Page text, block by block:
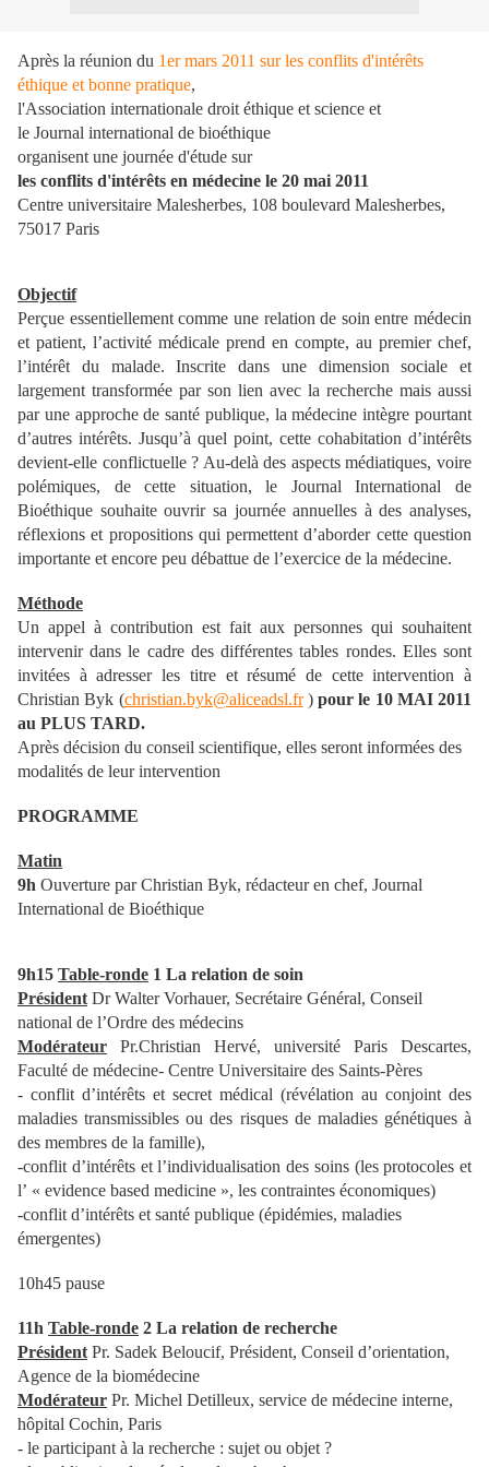
Après la réunion du 1er mars 2011 sur les conflits d'intérêts
éthique et bonne pratique,
l'Association internationale droit éthique et science et
le Journal international de bioéthique
organisent une journée d'étude sur
les conflits d'intérêts en médecine le 20 mai 2011
Centre universitaire Malesherbes, 108 boulevard Malesherbes,
75017 Paris
Objectif
Perçue essentiellement comme une relation de soin entre médecin
et patient, l’activité médicale prend en compte, au premier chef,
l’intérêt du malade. Inscrite dans une dimension sociale et
largement transformée par son lien avec la recherche mais aussi
par une approche de santé publique, la médecine intègre pourtant
d’autres intérêts. Jusqu’à quel point, cette cohabitation d’intérêts
devient-elle conflictuelle ? Au-delà des aspects médiatiques, voire
polémiques, de cette situation, le Journal International de
Bioéthique souhaite ouvrir sa journée annuelles à des analyses,
réflexions et propositions qui permettent d’aborder cette question
importante et encore peu débattue de l’exercice de la médecine.
Méthode
Un appel à contribution est fait aux personnes qui souhaitent
intervenir dans le cadre des différentes tables rondes. Elles sont
invitées à adresser les titre et résumé de cette intervention à
Christian Byk (christian.byk@aliceadsl.fr) pour le 10 MAI 2011
au PLUS TARD.
Après décision du conseil scientifique, elles seront informées des
modalités de leur intervention
PROGRAMME
Matin
9h Ouverture par Christian Byk, rédacteur en chef, Journal
International de Bioéthique
9h15 Table-ronde 1 La relation de soin
Président Dr Walter Vorhauer, Secrétaire Général, Conseil
national de l’Ordre des médecins
Modérateur Pr.Christian Hervé, université Paris Descartes,
Faculté de médecine- Centre Universitaire des Saints-Pères
- conflit d’intérêts et secret médical (révélation au conjoint des
maladies transmissibles ou des risques de maladies génétiques à
des membres de la famille),
-conflit d’intérêts et l’individualisation des soins (les protocoles et
l’ « evidence based medicine », les contraintes économiques)
-conflit d’intérêts et santé publique (épidémies, maladies
émergentes)
10h45 pause
11h Table-ronde 2 La relation de recherche
Président Pr. Sadek Beloucif, Président, Conseil d’orientation,
Agence de la biomédecine
Modérateur Pr. Michel Detilleux, service de médecine interne,
hôpital Cochin, Paris
- le participant à la recherche : sujet ou objet ?